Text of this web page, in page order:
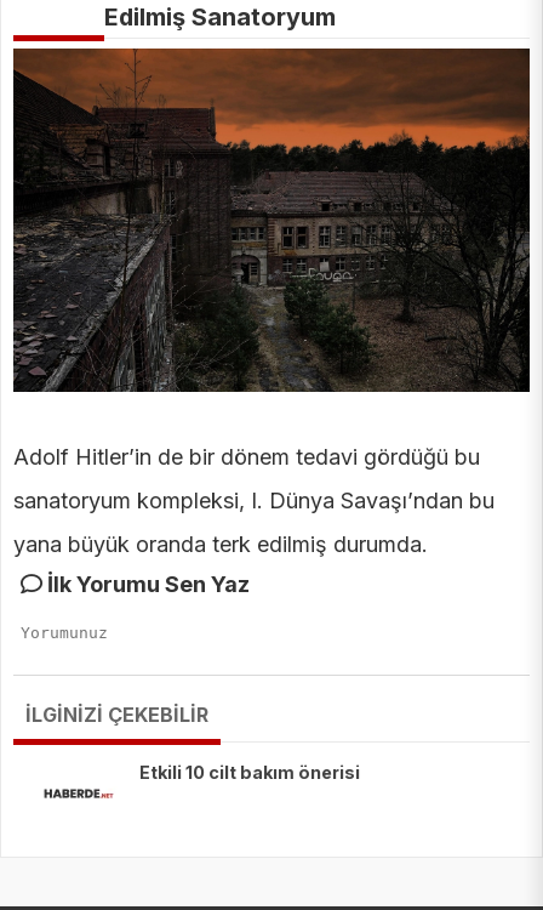
Edilmiş Sanatoryum
Adolf Hitler’in de bir dönem tedavi gördüğü bu
sanatoryum kompleksi, I. Dünya Savaşı’ndan bu
yana büyük oranda terk edilmiş durumda.
İlk Yorumu Sen Yaz
İLGİNİZİ ÇEKEBİLİR
Etkili 10 cilt bakım önerisi